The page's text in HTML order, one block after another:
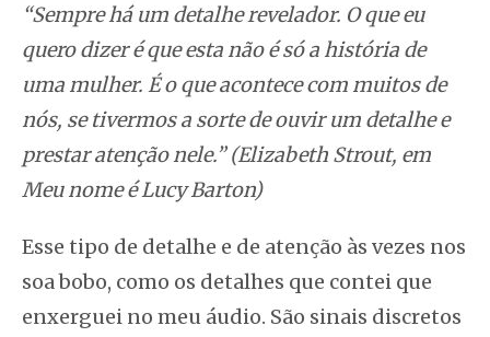
“Sempre há um detalhe revelador. O que eu
quero dizer é que esta não é só a história de
uma mulher. É o que acontece com muitos de
nós, se tivermos a sorte de ouvir um detalhe e
prestar atenção nele.” (Elizabeth Strout, em
Meu nome é Lucy Barton)
Esse tipo de detalhe e de atenção às vezes nos
soa bobo, como os detalhes que contei que
enxerguei no meu áudio. São sinais discretos